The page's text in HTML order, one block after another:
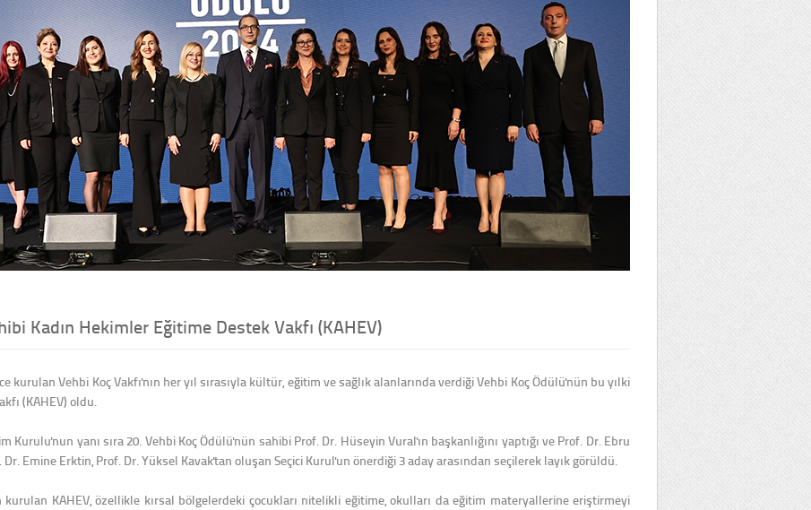
Kadın Hekimler Eğitime Destek Vakfı (KAHEV)
kurulan Vehbi Koç Vakfı'nın her yıl sırasıyla kültür, eğitim ve sağlık alanlarında verdiği Vehbi Koç Ödülü'nün bu yılki
(KAHEV) oldu.
Kurulu'nun yanı sıra 20. Vehbi Koç Ödülü'nün sahibi Prof. Dr. Hüseyin Vural'ın başkanlığını yaptığı ve Prof. Dr. Ebru
Dr. Emine Erktin, Prof. Dr. Yüksel Kavak'tan oluşan Seçici Kurul'un önerdiği 3 aday arasından seçilerek layık görüldü.
kurulan KAHEV, özellikle kırsal bölgelerdeki çocukları nitelikli eğitime, okulları da eğitim materyallerine eriştirmeyi